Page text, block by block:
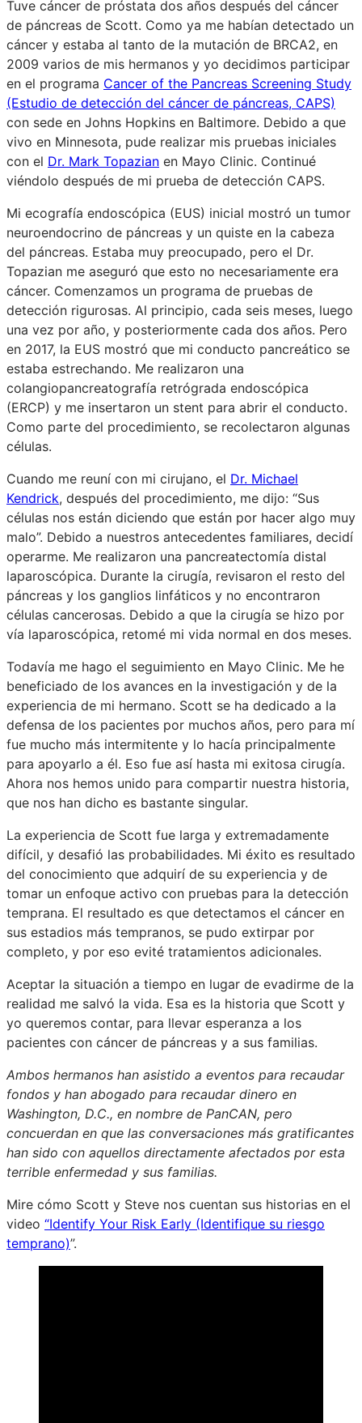
Tuve cáncer de próstata dos años después del cáncer
de páncreas de Scott. Como ya me habían detectado un
cáncer y estaba al tanto de la mutación de BRCA2, en
2009 varios de mis hermanos y yo decidimos participar
en el programa Cancer of the Pancreas Screening Study
(Estudio de detección del cáncer de páncreas, CAPS)
con sede en Johns Hopkins en Baltimore. Debido a que
vivo en Minnesota, pude realizar mis pruebas iniciales
con el Dr. Mark Topazian en Mayo Clinic. Continué
viéndolo después de mi prueba de detección CAPS.
Mi ecografía endoscópica (EUS) inicial mostró un tumor
neuroendocrino de páncreas y un quiste en la cabeza
del páncreas. Estaba muy preocupado, pero el Dr.
Topazian me aseguró que esto no necesariamente era
cáncer. Comenzamos un programa de pruebas de
detección rigurosas. Al principio, cada seis meses, luego
una vez por año, y posteriormente cada dos años. Pero
en 2017, la EUS mostró que mi conducto pancreático se
estaba estrechando. Me realizaron una
colangiopancreatografía retrógrada endoscópica
(ERCP) y me insertaron un stent para abrir el conducto.
Como parte del procedimiento, se recolectaron algunas
células.
Cuando me reuní con mi cirujano, el Dr. Michael
Kendrick, después del procedimiento, me dijo: “Sus
células nos están diciendo que están por hacer algo muy
malo”. Debido a nuestros antecedentes familiares, decidí
operarme. Me realizaron una pancreatectomía distal
laparoscópica. Durante la cirugía, revisaron el resto del
páncreas y los ganglios linfáticos y no encontraron
células cancerosas. Debido a que la cirugía se hizo por
vía laparoscópica, retomé mi vida normal en dos meses.
Todavía me hago el seguimiento en Mayo Clinic. Me he
beneficiado de los avances en la investigación y de la
experiencia de mi hermano. Scott se ha dedicado a la
defensa de los pacientes por muchos años, pero para mí
fue mucho más intermitente y lo hacía principalmente
para apoyarlo a él. Eso fue así hasta mi exitosa cirugía.
Ahora nos hemos unido para compartir nuestra historia,
que nos han dicho es bastante singular.
La experiencia de Scott fue larga y extremadamente
difícil, y desafió las probabilidades. Mi éxito es resultado
del conocimiento que adquirí de su experiencia y de
tomar un enfoque activo con pruebas para la detección
temprana. El resultado es que detectamos el cáncer en
sus estadios más tempranos, se pudo extirpar por
completo, y por eso evité tratamientos adicionales.
Aceptar la situación a tiempo en lugar de evadirme de la
realidad me salvó la vida. Esa es la historia que Scott y
yo queremos contar, para llevar esperanza a los
pacientes con cáncer de páncreas y a sus familias.
Ambos hermanos han asistido a eventos para recaudar
fondos y han abogado para recaudar dinero en
Washington, D.C., en nombre de PanCAN, pero
concuerdan en que las conversaciones más gratificantes
han sido con aquellos directamente afectados por esta
terrible enfermedad y sus familias.
Mire cómo Scott y Steve nos cuentan sus historias en el
video “Identify Your Risk Early (Identifique su riesgo
temprano)”.